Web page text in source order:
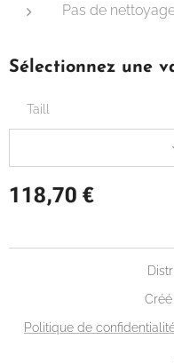
Pas de
Sélectionnez une
Taill
118,70 €
Politique de